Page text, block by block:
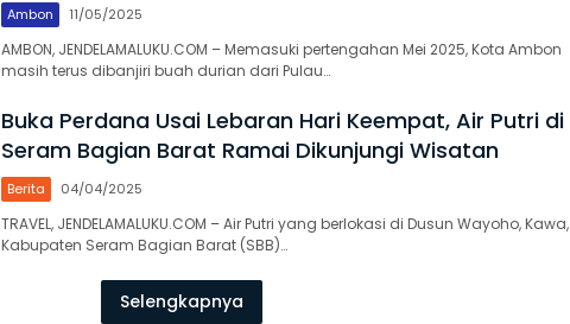
Ambon 11/05/2025
AMBON, JENDELAMALUKU.COM – Memasuki pertengahan Mei 2025, Kota Ambon
masih terus dibanjiri buah durian dari Pulau…
Buka Perdana Usai Lebaran Hari Keempat, Air Putri di
Seram Bagian Barat Ramai Dikunjungi Wisatan
Berita 04/04/2025
TRAVEL, JENDELAMALUKU.COM – Air Putri yang berlokasi di Dusun Wayoho, Kawa,
Kabupaten Seram Bagian Barat (SBB)…
Selengkapnya